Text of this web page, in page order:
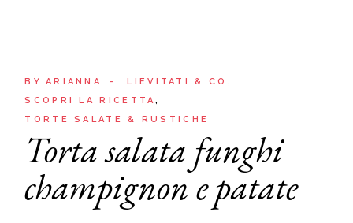
BY ARIANNA
LIEVITATI & CO
SCOPRI LA RICETTA
TORTE SALATE & RUSTICHE
Torta salata funghi
champignon e patate